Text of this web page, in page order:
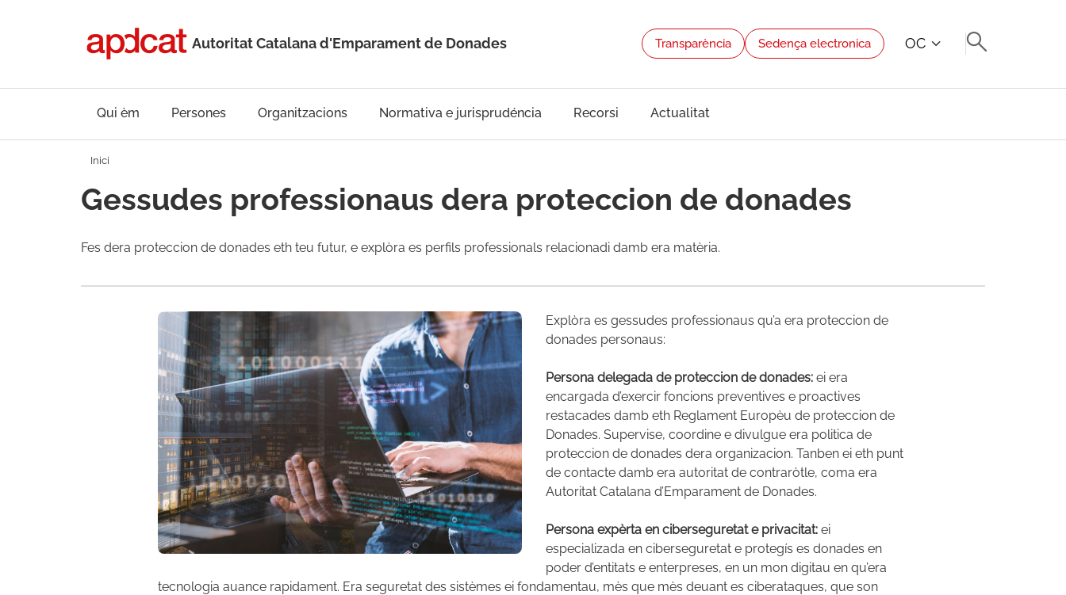
Autoritat Catalana d'Emparament de Donades Transparència Sedença electronica OC
Qui èm Persones Organitzacions Normativa e jurisprudéncia Recorsi Actualitat
Inici
Gessudes professionaus dera proteccion de donades
Fes dera proteccion de donades eth teu futur, e explòra es perfils professionals relacionadi damb era matèria.
Explòra es gessudes professionaus qu’a era proteccion de
donades personaus:
Persona delegada de proteccion de donades:ei era
encargada d’exercir foncions preventives e proactives
restacades damb eth Reglament Europèu de proteccion de
Donades. Supervise, coordine e divulgue era politica de
proteccion de donades dera organizacion. Tanben ei eth punt
de contacte damb era autoritat de contraròtle, coma era
Autoritat Catalana d’Emparament de Donades.
Persona expèrta en ciberseguretat e privacitat: ei
especializada en ciberseguretat e protegís es donades en
poder d’entitats e enterpreses, en un mon digitau en qu’era
tecnologia auance rapidament. Era seguretat des sistèmes ei fondamentau, mès que mès deuant es ciberataques, que son